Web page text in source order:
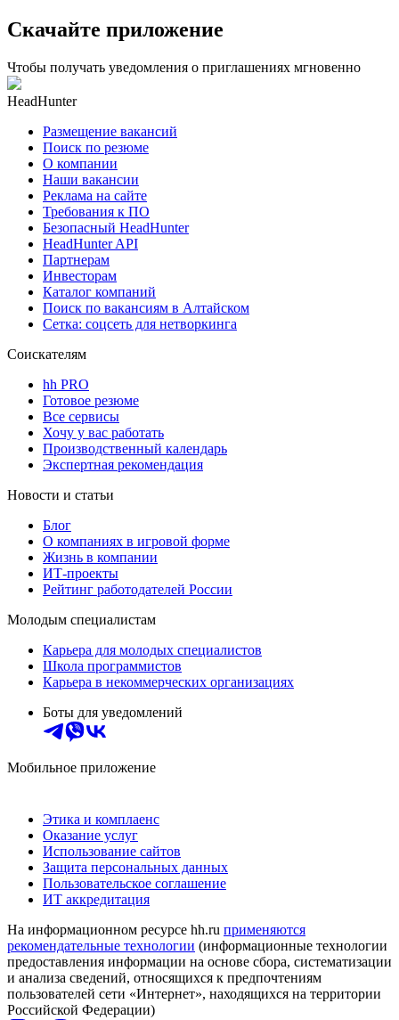
Скачайте приложение
Чтобы получать уведомления о приглашениях мгновенно
HeadHunter
Размещение вакансий
Поиск по резюме
О компании
Наши вакансии
Реклама на сайте
Требования к ПО
Безопасный HeadHunter
HeadHunter API
Партнерам
Инвесторам
Каталог компаний
Поиск по вакансиям в Алтайском
Сетка: соцсеть для нетворкинга
Соискателям
hh PRO
Готовое резюме
Все сервисы
Хочу у вас работать
Производственный календарь
Экспертная рекомендация
Новости и статьи
Блог
О компаниях в игровой форме
Жизнь в компании
ИТ-проекты
Рейтинг работодателей России
Молодым специалистам
Карьера для молодых специалистов
Школа программистов
Карьера в некоммерческих организациях
Боты для уведомлений
Мобильное приложение
Этика и комплаенс
Оказание услуг
Использование сайтов
Защита персональных данных
Пользовательское соглашение
ИТ аккредитация
На информационном ресурсе hh.ru применяются
рекомендательные технологии (информационные технологии
предоставления информации на основе сбора, систематизации
и анализа сведений, относящихся к предпочтениям
пользователей сети «Интернет», находящихся на территории
Российской Федерации)